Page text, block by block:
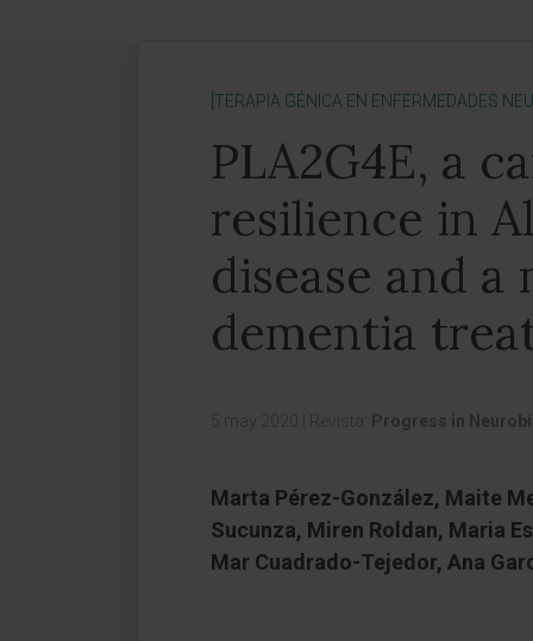
[TERAPIA GÉNICA EN ENFERMEDADES
PLA2G4E, a
resilience in
disease and
dementia
5 may 2020 Revista: Progress in
Marta Pérez-González, Maite
Sucunza, Miren Roldan, Maria
Mar Cuadrado-Tejedor, Ana